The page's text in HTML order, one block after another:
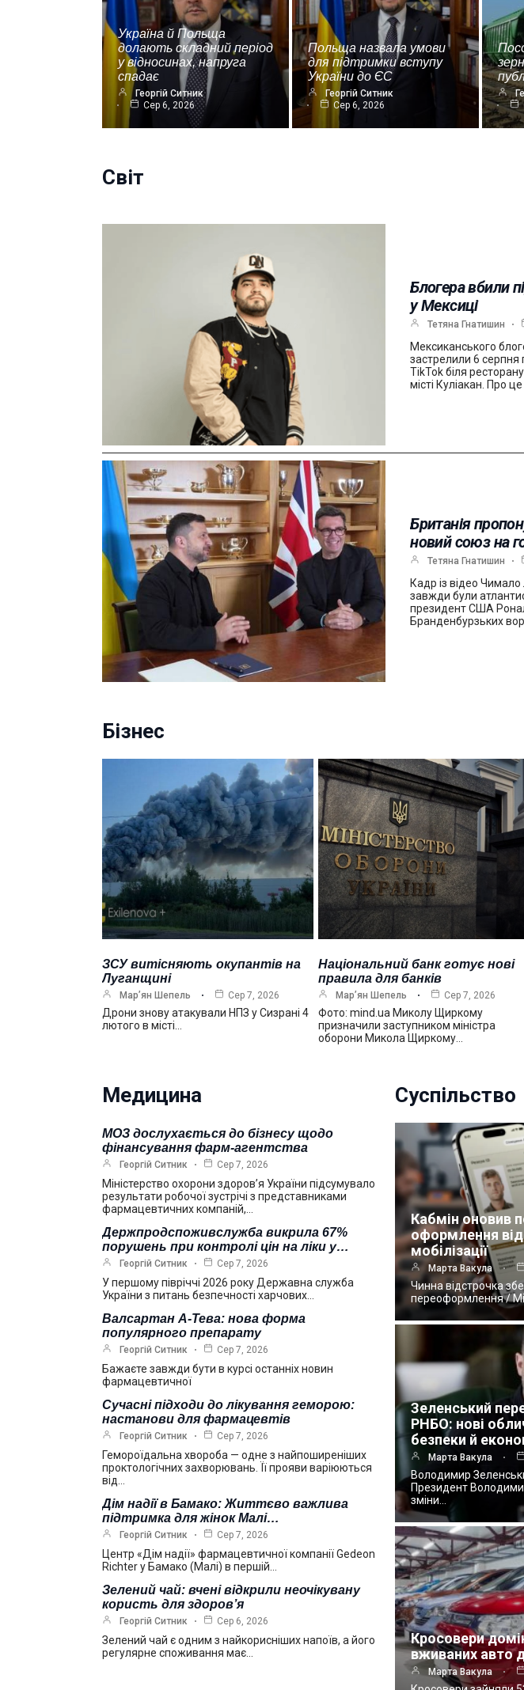
Україна й Польща
долають складний період
у відносинах, напруга
спадає
Георгій Ситник
Сер 6, 2026
Польща назвала умови
для підтримки вступу
України до ЄС
Георгій Ситник
Сер 6, 2026
Світ
Блогера вбили
у Мексиці
Тетяна Гнатишин
Мексиканського
застрелили 6 серпня
TikTok біля
місті Куліакан. Про
Британія
новий союз на
Тетяна Гнатишин
Кадр із відео
завжди були
президент США
Бранденбурзьких
Бізнес
ЗСУ витісняють окупантів на
Луганщині
Мар’ян Шепель Сер 7, 2026
Дрони знову атакували НПЗ у Сизрані 4
лютого в місті…
Національний банк готує нові
правила для банків
Мар’ян Шепель Сер 7, 2026
Фото: mind.ua Миколу Щиркому
призначили заступником міністра
оборони Микола Щиркому…
Медицина
МОЗ дослухається до бізнесу щодо
фінансування фарм-агентства
Георгій Ситник Сер 7, 2026
Міністерство охорони здоров’я України підсумувало
результати робочої зустрічі з представниками
фармацевтичних компаній,…
Держпродспоживслужба викрила 67%
порушень при контролі цін на ліки у…
Георгій Ситник Сер 7, 2026
У першому півріччі 2026 року Державна служба
України з питань безпечності харчових…
Валсартан А-Тева: нова форма
популярного препарату
Георгій Ситник Сер 7, 2026
Бажаєте завжди бути в курсі останніх новин
фармацевтичної
Сучасні підходи до лікування геморою:
настанови для фармацевтів
Георгій Ситник Сер 7, 2026
Гемороїдальна хвороба — одне з найпоширеніших
проктологічних захворювань. Її прояви варіюються
від…
Дім надії в Бамако: Життєво важлива
підтримка для жінок Малі…
Георгій Ситник Сер 7, 2026
Центр «Дім надії» фармацевтичної компанії Gedeon
Richter у Бамако (Малі) в першій…
Зелений чай: вчені відкрили неочікувану
користь для здоров’я
Георгій Ситник Сер 6, 2026
Зелений чай є одним з найкорисніших напоїв, а його
регулярне споживання має…
Суспільство
Кабмін оновив
оформлення
мобілізації
Марта Вакула
Чинна відстрочка
переоформлення /
Зеленський
РНБО: нові
безпеки й
Марта Вакула
Володимир
Президент
зміни…
Кросовери
вживаних авто
Марта Вакула